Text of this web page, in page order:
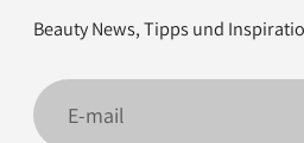
Beauty News, Tipps und
E-
mail